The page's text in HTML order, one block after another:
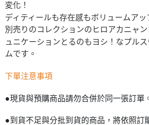
変化！
ディティールも存在感もボリュームアッ
別売りのコレクションのヒロアカニャン
ュニケーションとるのもヨシ！なプル
ムです。
下單注意事項
●現貨與預購商品請勿合併於同一張訂單
●到貨不足與分批到貨的商品，將依照訂